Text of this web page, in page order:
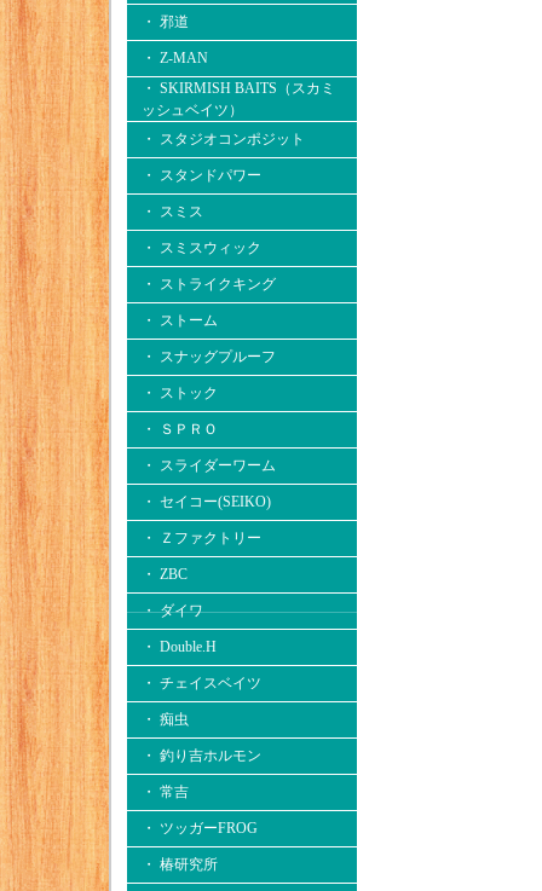
・ 邪道
・ Z-MAN
・ SKIRMISH BAITS（スカミ
ッシュベイツ）
・ スタジオコンポジット
・ スタンドパワー
・ スミス
・ スミスウィック
・ ストライクキング
・ ストーム
・ スナッグプルーフ
・ ストック
・ ＳＰＲＯ
・ スライダーワーム
・ セイコー(SEIKO)
・ Ｚファクトリー
・ ZBC
・ ダイワ
・ Double.H
・ チェイスベイツ
・ 痴虫
・ 釣り吉ホルモン
・ 常吉
・ ツッガーFROG
・ 椿研究所